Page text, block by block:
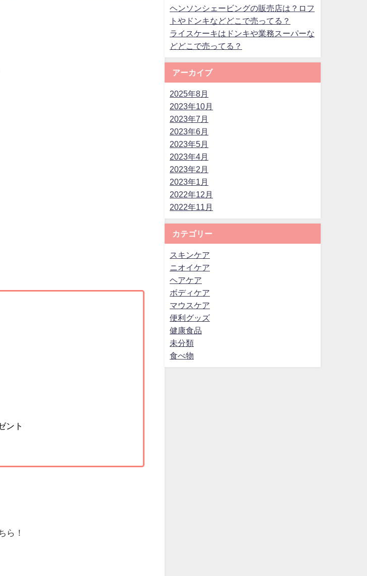
ント
ら！
ヘンソンシェービングの販売店は？ロフ
トやドンキなどどこで売ってる？
ライスケーキはドンキや業務スーパーな
どどこで売ってる？
アーカイブ
2025年8月
2023年10月
2023年7月
2023年6月
2023年5月
2023年4月
2023年2月
2023年1月
2022年12月
2022年11月
カテゴリー
スキンケア
ニオイケア
ヘアケア
ボディケア
マウスケア
便利グッズ
健康食品
未分類
食べ物